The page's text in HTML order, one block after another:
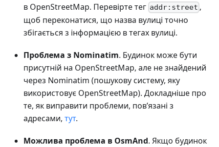
в OpenStreetMap. Перевірте тег addr:street ,
щоб переконатися, що назва вулиці точно
збігається з інформацією в тегах вулиці.
Проблема з Nominatim. Будинок може бути
присутній на OpenStreetMap, але не знайдений
через Nominatim (пошукову систему, яку
використовує OpenStreetMap). Докладніше про
те, як виправити проблеми, пов’язані з
адресами, тут.
Можлива проблема в OsmAnd. Якщо будинок